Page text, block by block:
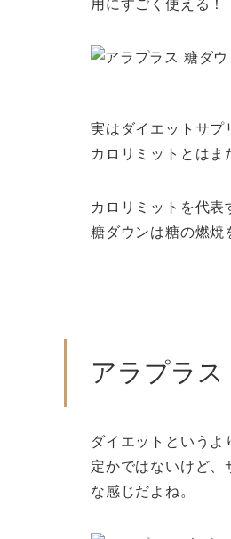
用にすごく使える！
実はダイエットサプ
カロリミットとはま
カロリミットを代表
糖ダウンは糖の燃焼
アラプラス
ダイエットという
定かではないけど、
な感じだよね。